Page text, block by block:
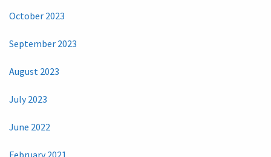
October 2023
September 2023
August 2023
July 2023
June 2022
February 2021